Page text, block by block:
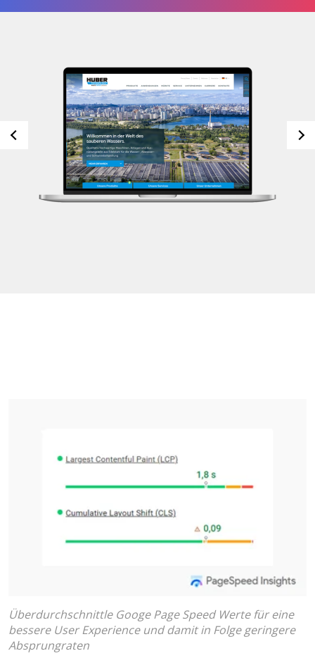
Überdurchschnittle Googe Page Speed Werte für eine
bessere User Experience und damit in Folge geringere
Absprungraten